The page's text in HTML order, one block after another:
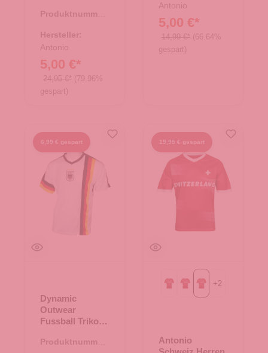
Produktnummer:
Hersteller:
Antonio
5,00 €*
24,95 €* (79.96%
gespart)
Antonio
5,00 €*
14,99 €* (66.64%
gespart)
6,99 € gespart
Dynamic
Outwear
Fussball Trikot
weiß Gr. M
Produktnummer:
19,95 € gespart
Gr. LGr. MGr. XL
+2
Antonio